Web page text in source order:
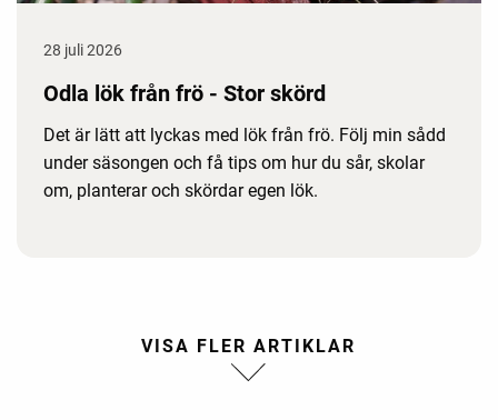
28 juli 2026
Odla lök från frö - Stor skörd
Det är lätt att lyckas med lök från frö. Följ min sådd
under säsongen och få tips om hur du sår, skolar
om, planterar och skördar egen lök.